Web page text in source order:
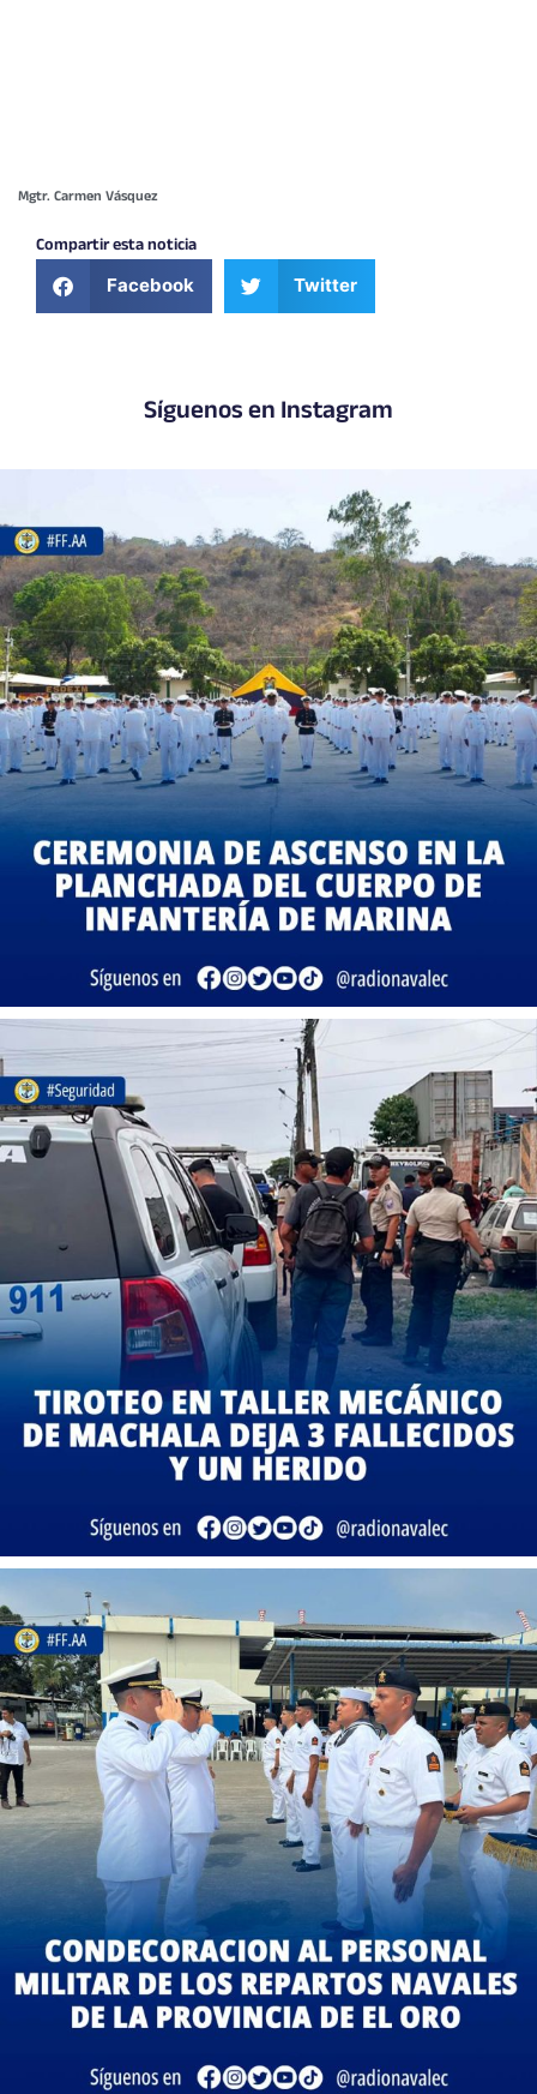
Mgtr. Carmen Vásquez
Compartir esta noticia
Facebook Twitter
Síguenos en Instagram